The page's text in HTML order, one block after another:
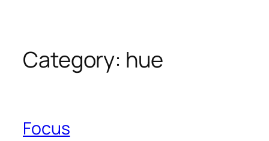
Category: hue
Focus